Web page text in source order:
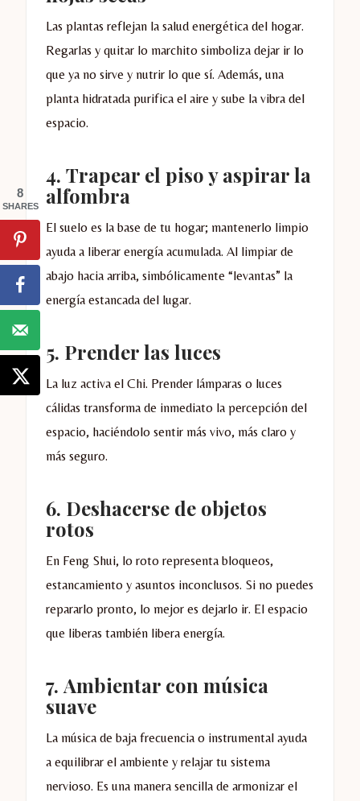
Las plantas reflejan la salud energética del hogar.
Regarlas y quitar lo marchito simboliza dejar ir lo
que ya no sirve y nutrir lo que sí. Además, una
planta hidratada purifica el aire y sube la vibra del
espacio.
4. Trapear el piso y aspirar la
alfombra
El suelo es la base de tu hogar; mantenerlo limpio
ayuda a liberar energía acumulada. Al limpiar de
abajo hacia arriba, simbólicamente “levantas” la
energía estancada del lugar.
5. Prender las luces
La luz activa el Chi. Prender lámparas o luces
cálidas transforma de inmediato la percepción del
espacio, haciéndolo sentir más vivo, más claro y
más seguro.
6. Deshacerse de objetos
rotos
En Feng Shui, lo roto representa bloqueos,
estancamiento y asuntos inconclusos. Si no puedes
repararlo pronto, lo mejor es dejarlo ir. El espacio
que liberas también libera energía.
7. Ambientar con música
suave
La música de baja frecuencia o instrumental ayuda
a equilibrar el ambiente y relajar tu sistema
nervioso. Es una manera sencilla de armonizar el
8
SHARES